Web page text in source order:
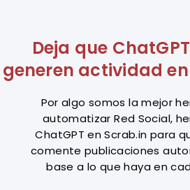
Deja que
generen actividad
Por algo somos la mejor
automatizar Red Social,
ChatGPT en Scrab.in para
comente publicaciones
base a lo que haya en